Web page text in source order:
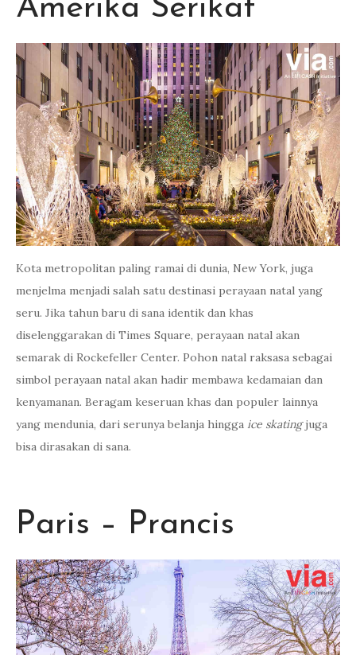
Amerika Serikat
Kota metropolitan paling ramai di dunia, New York, juga
menjelma menjadi salah satu destinasi perayaan natal yang
seru. Jika tahun baru di sana identik dan khas
diselenggarakan di Times Square, perayaan natal akan
semarak di Rockefeller Center. Pohon natal raksasa sebagai
simbol perayaan natal akan hadir membawa kedamaian dan
kenyamanan. Beragam keseruan khas dan populer lainnya
yang mendunia, dari serunya belanja hingga ice skatingjuga
bisa dirasakan di sana.
Paris – Prancis